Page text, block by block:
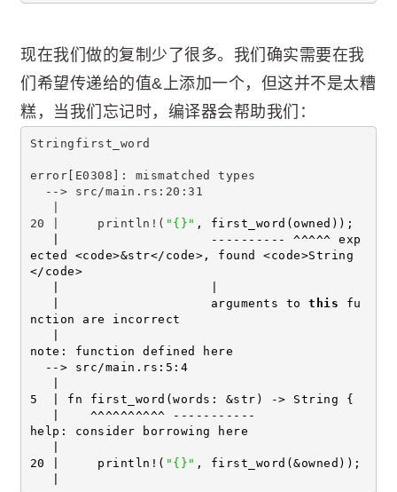
现在我们做的复制少了很多。我们确实需要在我
们希望传递给的值&上添加一个，但这并不是太糟
糕，当我们忘记时，编译器会帮助我们：
Stringfirst_word
error[E0308]: mismatched types
--> src/main.rs:20:31
20 |     println!( "{}" , first_word(owned));
|                    ---------- ^^^^^ exp
ected <code>&str</code>, found <code>String
</code>
|                    arguments to this fu
nction are incorrect
note: function defined here
--> src/main.rs:5:4
5  | fn first_word(words: &str) -> String {
|    ^^^^^^^^^^ -----------
help: consider borrowing here
20 |     println!( "{}" , first_word(&owned));